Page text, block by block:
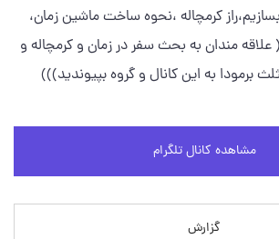
کرمچاله ،نحوه ساخت ماشین زمان،
مندان به بحث سفر در زمان و کرمچاله و
برمودا به این کانال و گروه بپیوندید)))
مشاهده کانال تلگرام
گزارش